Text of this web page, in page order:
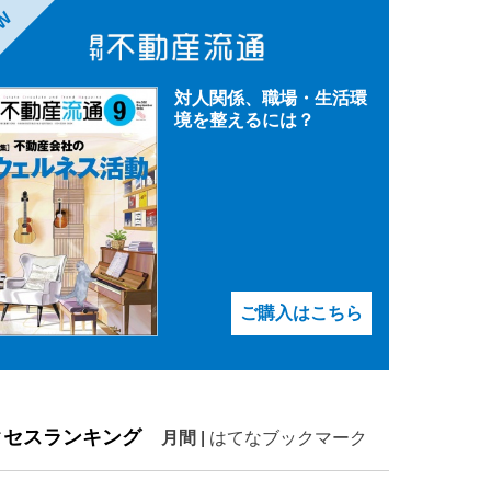
対人関係、職場・生活環
境を整えるには？
ご購入はこちら
セスランキング 月間 はてなブックマーク